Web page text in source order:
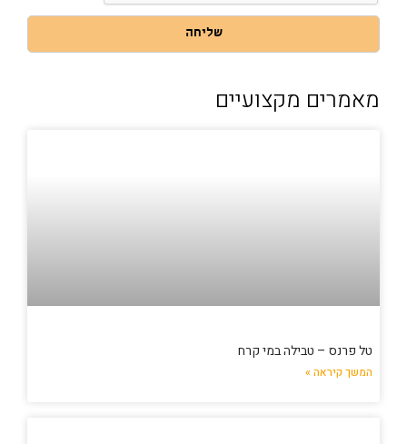
שליחה
מאמרים מקצועיים
טל פרנס – טבילה במי קרח
המשך קיראה »